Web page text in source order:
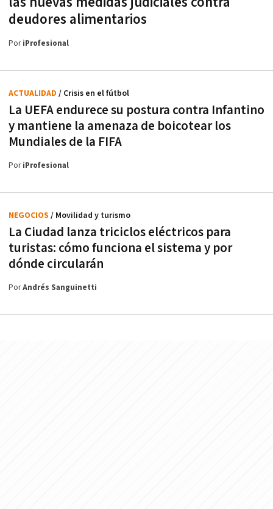
deudores alimentarios
PoriProfesional
La UEFA endurece su postura contra Infantino
y mantiene la amenaza de boicotear los
Mundiales de la FIFA
ACTUALIDAD / Crisis en el fútbol
PoriProfesional
La Ciudad lanza triciclos eléctricos para
turistas: cómo funciona el sistema y por
dónde circularán
NEGOCIOS / Movilidad y turismo
PorAndrés Sanguinetti